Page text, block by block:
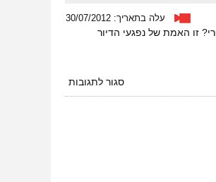
עלה בתאריך: 30/07/2012
זו האמת של נפגעי הדיור
סגור לתגובותעל
הדיור